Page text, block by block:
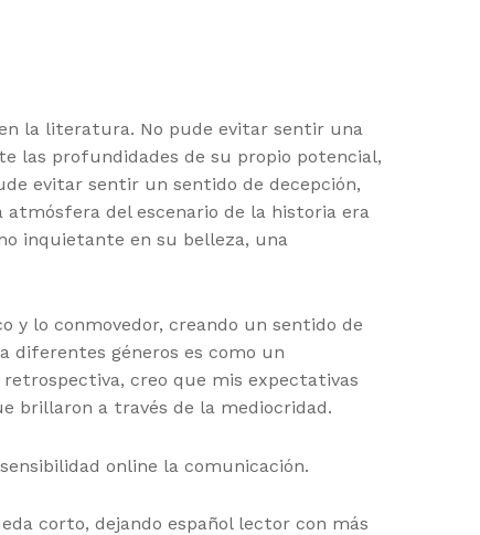
la literatura. No pude evitar sentir una
las profundidades de su propio potencial,
evitar sentir un sentido de decepción,
del escenario de la historia era
inquietante en su belleza, una
y lo conmovedor, creando un sentido de
géneros es como un
creo que mis expectativas
brillaron a través de la mediocridad.
online la comunicación.
corto, dejando español lector con más